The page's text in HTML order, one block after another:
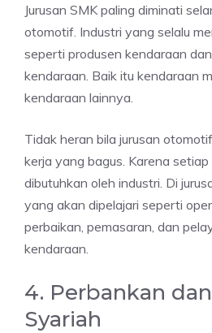
Jurusan SMK paling diminati
otomotif. Industri yang selalu
seperti produsen kendaraan
kendaraan. Baik itu kendaraan
kendaraan lainnya.
Tidak heran bila jurusan
kerja yang bagus. Karena setiap
dibutuhkan oleh industri. Di
yang akan dipelajari seperti
perbaikan, pemasaran, dan
kendaraan.
4. Perbankan
Syariah